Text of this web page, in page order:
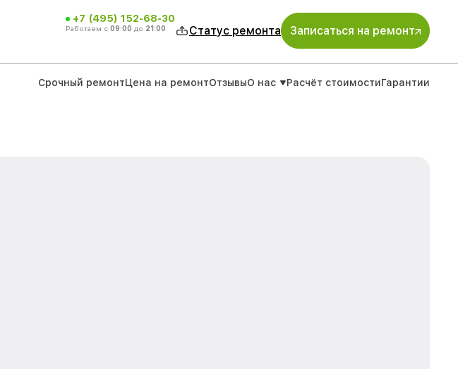
+7 (495) 152-68-30
Работаем с 09:00 до 21:00 Статус ремонта Записаться на ремонт
Срочный ремонтЦена на ремонтОтзывыО нас Расчёт стоимостиГарантии